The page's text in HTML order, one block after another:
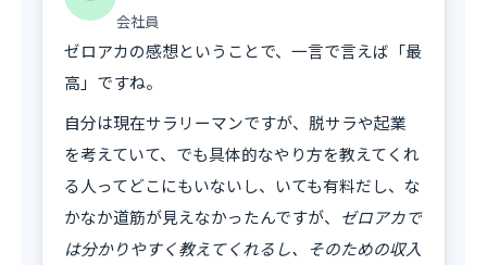
会社員
ゼロアカの感想ということで、一言で言えば「最
高」ですね。
自分は現在サラリーマンですが、脱サラや起業
を考えていて、でも具体的なやり方を教えてくれ
る人ってどこにもいないし、いても有料だし、な
かなか道筋が見えなかったんですが、 ゼロアカで
は分かりやすく教えてくれるし、そのための収入